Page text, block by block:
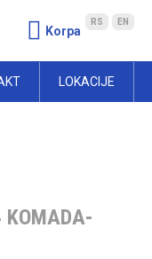
Korpa
RS EN
LOKACIJE
KOMADA-